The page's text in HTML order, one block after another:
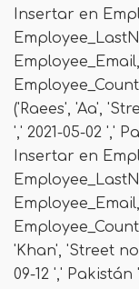
Insertar en
('Raees', 'Aa',
',' 2021-05-02 ','
Insertar en
'Khan', 'Street
09-12 ',' Pakistán